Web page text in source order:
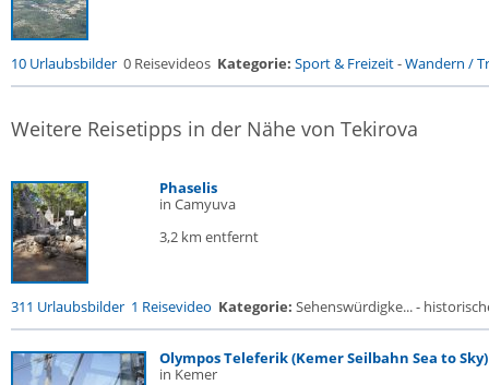
10 Urlaubsbilder 0 Reisevideos Kategorie: Sport & Freizeit-Wandern /
Weitere Reisetipps in der Nähe von Tekirova
Phaselis
in Camyuva
3,2 km entfernt
311 Urlaubsbilder 1 Reisevideo Kategorie: Sehenswürdigke... -
Olympos Teleferik (Kemer Seilbahn Sea to Sky)
in Kemer